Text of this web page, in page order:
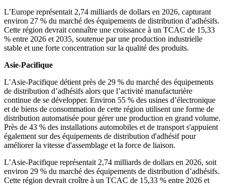
L’Europe représentait 2,74 milliards de dollars en 2026, capturant
environ 27 % du marché des équipements de distribution d’adhésifs.
Cette région devrait connaître une croissance à un TCAC de 15,33
% entre 2026 et 2035, soutenue par une production industrielle
stable et une forte concentration sur la qualité des produits.
Asie-Pacifique
L’Asie-Pacifique détient près de 29 % du marché des équipements
de distribution d’adhésifs alors que l’activité manufacturière
continue de se développer. Environ 55 % des usines d’électronique
et de biens de consommation de cette région utilisent une forme de
distribution automatisée pour gérer une production en grand volume.
Près de 43 % des installations automobiles et de transport s'appuient
également sur des équipements de distribution d'adhésif pour
améliorer la vitesse d'assemblage et la force de liaison.
L’Asie-Pacifique représentait 2,74 milliards de dollars en 2026, soit
environ 29 % du marché des équipements de distribution d’adhésifs.
Cette région devrait croître à un TCAC de 15,33 % entre 2026 et